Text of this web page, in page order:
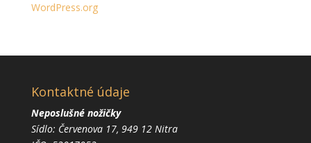
WordPress.org
Kontaktné údaje
Neposlušné nožičky
Sídlo: Červenova 17, 949 12 Nitra